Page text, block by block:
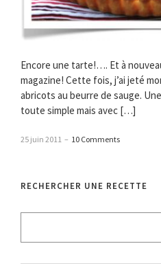
Encore une tarte!…. Et à
magazine! Cette fois, j’ai jeté
abricots au beurre de sauge.
toute simple mais avec […]
25 juin 2011 – 10 Comments
RECHERCHER UNE RECETTE